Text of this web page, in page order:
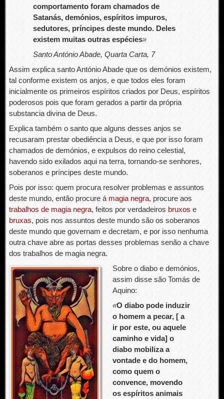
comportamento foram chamados de
Satanás, demónios, espíritos impuros,
sedutores, príncipes deste mundo. Deles
existem muitas outras espécies»
Santo António Abade, Quarta Carta, 7
Assim explica santo António Abade que os demónios existem,
tal conforme existem os anjos, e que todos eles foram
inicialmente os primeiros espíritos criados por Deus, espíritos
poderosos pois que foram gerados a partir da própria
substancia divina de Deus.
Explica também o santo que alguns desses anjos se
recusaram prestar obediência a Deus, e que por isso foram
chamados de demónios, e expulsos do reino celestial,
havendo sido exilados aqui na terra, tornando-se senhores,
soberanos e príncipes deste mundo.
Pois por isso: quem procura resolver problemas e assuntos
deste mundo, então procure á magia negra, procure aos
trabalhos de magia negra, feitos por verdadeiros bruxos e
bruxas, pois nos assuntos deste mundo são os soberanos
deste mundo que governam e decretam, e por isso nenhuma
outra chave abre as portas desses problemas senão a chave
dos trabalhos de magia negra.
Sobre o diabo e demónios,
assim disse são Tomás de
Aquino:
«O diabo pode induzir
o homem a pecar, [ a
ir por este, ou aquele
caminho e vida] o
diabo mobiliza a
vontade e do homem,
como quem o
convence, movendo
os espíritos animais